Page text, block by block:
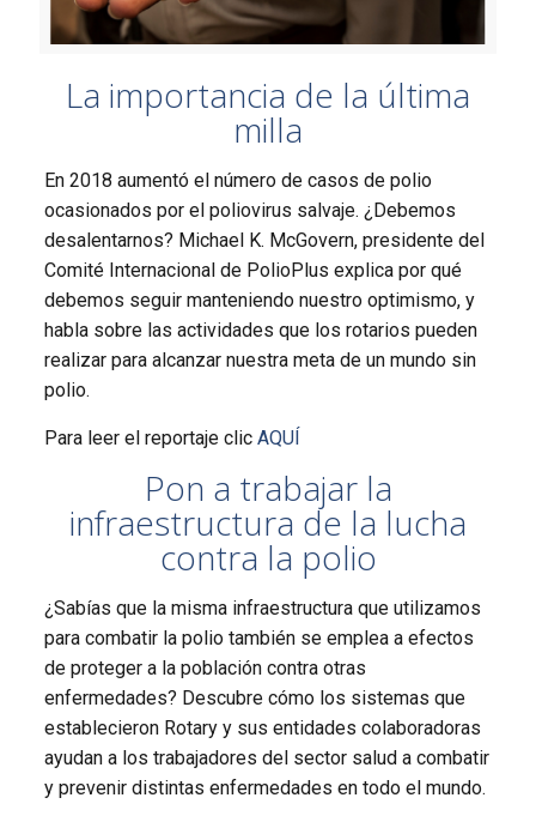
La importancia de la última
milla
En 2018 aumentó el número de casos de polio
ocasionados por el poliovirus salvaje. ¿Debemos
desalentarnos? Michael K. McGovern, presidente del
Comité Internacional de PolioPlus explica por qué
debemos seguir manteniendo nuestro optimismo, y
habla sobre las actividades que los rotarios pueden
realizar para alcanzar nuestra meta de un mundo sin
polio.
Para leer el reportaje clic AQUÍ
Pon a trabajar la
infraestructura de la lucha
contra la polio
¿Sabías que la misma infraestructura que utilizamos
para combatir la polio también se emplea a efectos
de proteger a la población contra otras
enfermedades? Descubre cómo los sistemas que
establecieron Rotary y sus entidades colaboradoras
ayudan a los trabajadores del sector salud a combatir
y prevenir distintas enfermedades en todo el mundo.